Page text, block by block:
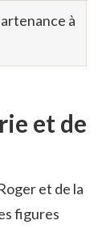
à
et de
et de la
figures